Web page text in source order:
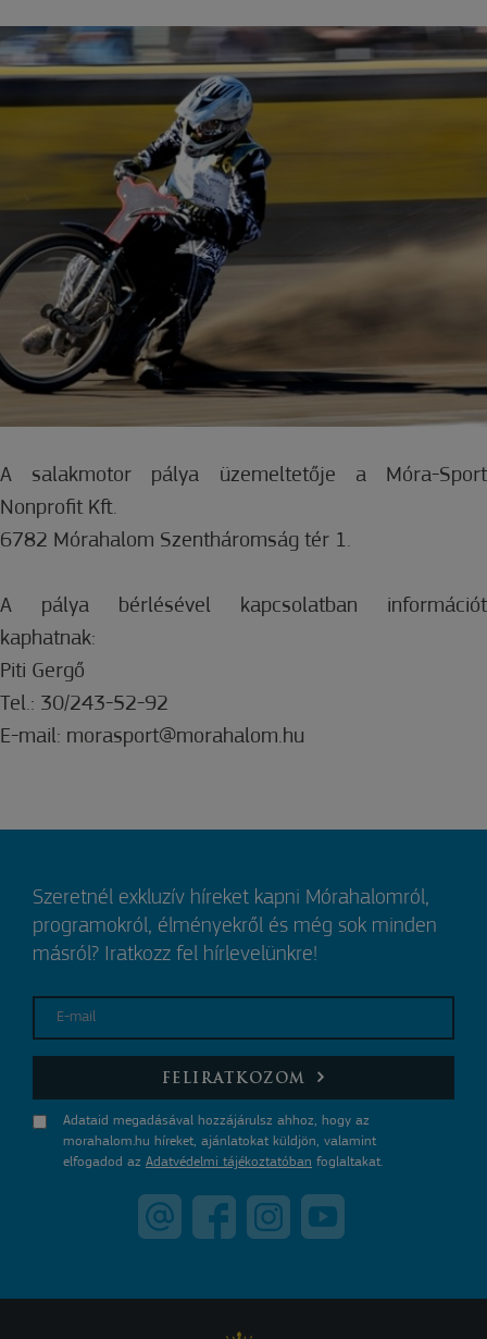
A salakmotor pálya üzemeltetője a Móra-Sport
Nonprofit Kft.
6782 Mórahalom Szentháromság tér 1.
A pálya bérlésével kapcsolatban információt
kaphatnak:
Piti Gergő
Tel.: 30/243-52-92
E-mail: morasport@morahalom.hu
Szeretnél exkluzív híreket kapni Mórahalomról,
programokról, élményekről és még sok minden
másról? Iratkozz fel hírlevelünkre!
E-mail
FELIRATKOZOM
Adataid megadásával hozzájárulsz ahhoz, hogy az
morahalom.hu híreket, ajánlatokat küldjön, valamint
elfogadod az Adatvédelmi tájékoztatóban foglaltakat.